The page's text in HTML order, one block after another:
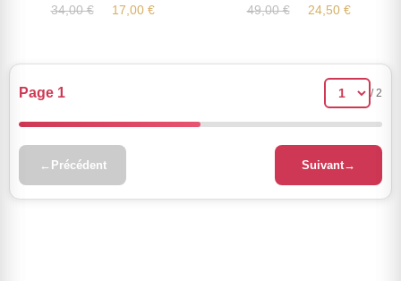
34,00 €
17,00 €
49,00 €
24,50 €
Page 1 / 2
← Précédent Suivant→